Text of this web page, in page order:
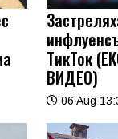
ТикТок
ВИДЕО)
06 Aug